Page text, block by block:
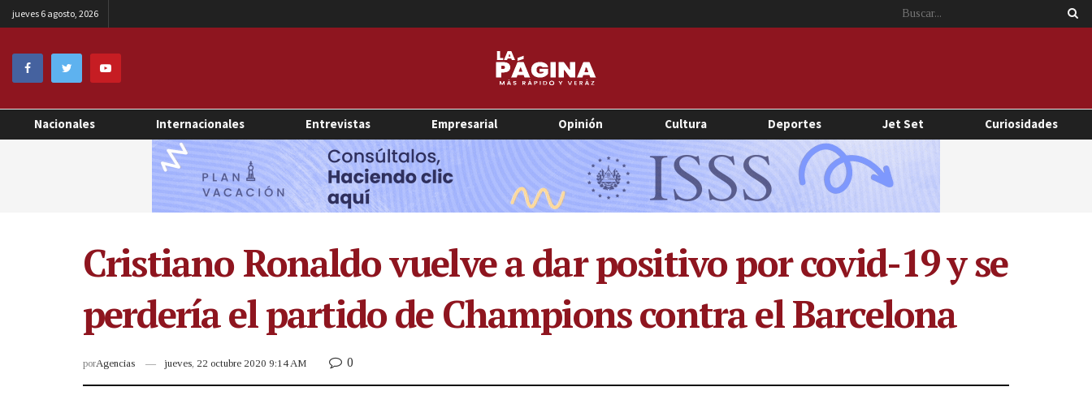
jueves 6 agosto, 2026
Nacionales Internacionales Entrevistas Empresarial Opinión Cultura Deportes Jet Set Curiosidades
Cristiano Ronaldo vuelve a dar positivo por covid-19 y se
perdería el partido de Champions contra el Barcelona
porAgencias jueves, 22 octubre 2020 9:14 AM 0